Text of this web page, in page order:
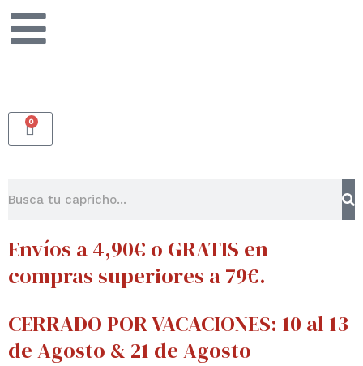
0
CARRITO
Envíos a 4,90€ o GRATIS en
compras superiores a 79€.
CERRADO POR VACACIONES: 10 al 13
de Agosto & 21 de Agosto